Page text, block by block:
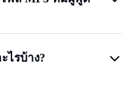
ไรบ้าง?